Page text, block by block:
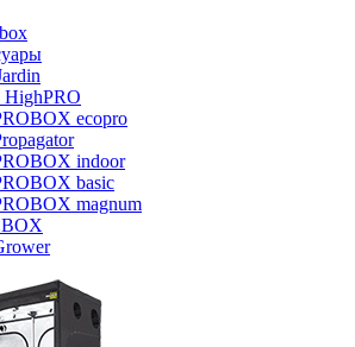
HighPRO
ecopro
indoor
basic
magnum